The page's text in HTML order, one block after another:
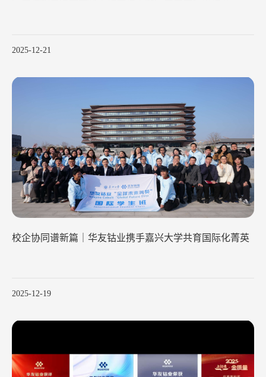
2025-12-21
校企协同谱新篇｜华友钴业携手嘉兴大学共育国际化菁英
2025-12-19